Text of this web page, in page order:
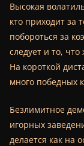
Высокая
кто приходит за
побороться за
следует и то,
На короткой
много победных
Безлимитное
игорных
делается как на